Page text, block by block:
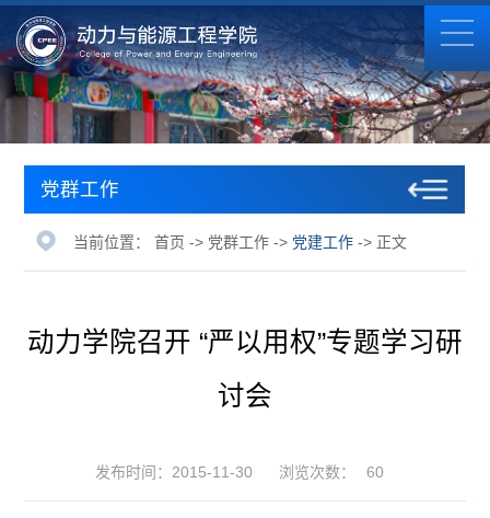
党群工作
当前位置：首页 -> 党群工作 -> 党建工作 -> 正文
动力学院召开 “严以用权”专题学习研
讨会
发布时间：2015-11-30 浏览次数： 60